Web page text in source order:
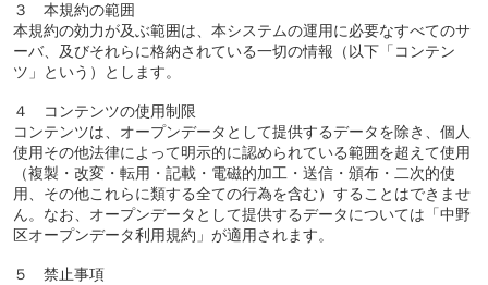
３ 本規約の範囲
本規約の効力が及ぶ範囲は、本システムの運用に必要なすべてのサ
ーバ、及びそれらに格納されている一切の情報（以下「コンテン
ツ」という）とします。
４ コンテンツの使用制限
コンテンツは、オープンデータとして提供するデータを除き、個人
使用その他法律によって明示的に認められている範囲を超えて使用
（複製・改変・転用・記載・電磁的加工・送信・頒布・二次的使
用、その他これらに類する全ての行為を含む）することはできませ
ん。なお、オープンデータとして提供するデータについては「中野
区オープンデータ利用規約」が適用されます。
５ 禁止事項